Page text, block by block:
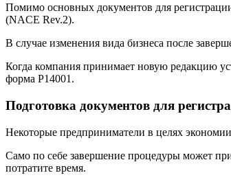
Помимо основных документов для
(NACE Rev.2).
В случае изменения вида бизнеса после
Когда компания принимает новую редакцию
форма P14001.
Подготовка документов для
Некоторые предприниматели в целях
Само по себе завершение процедуры может
потратите время.